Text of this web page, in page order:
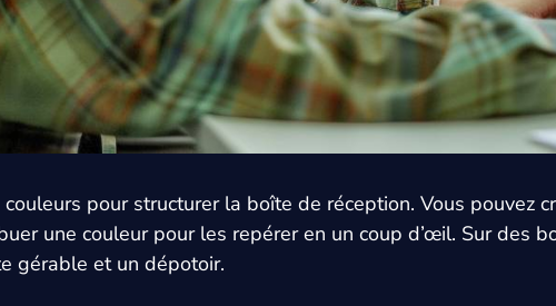
pour structurer la boîte de réception. Vous pouvez
une couleur pour les repérer en un coup d’œil. Sur des
gérable et un dépotoir.